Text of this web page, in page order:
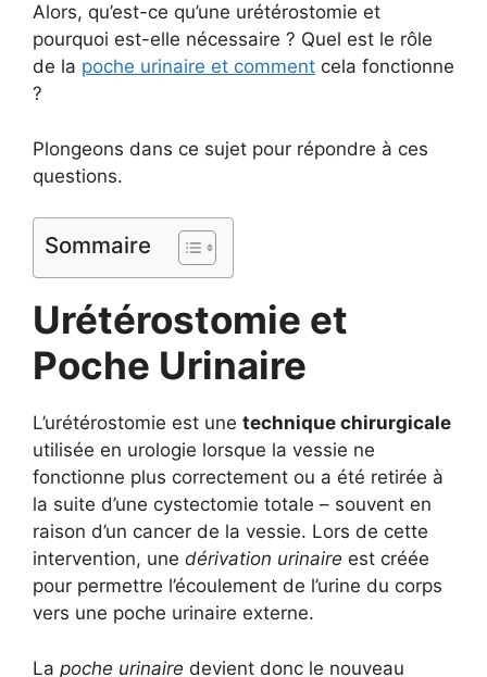
Alors, qu’est-ce qu’une urétérostomie et
pourquoi est-elle nécessaire ? Quel est le rôle
de la poche urinaire et comment cela fonctionne
?
Plongeons dans ce sujet pour répondre à ces
questions.
Sommaire
Urétérostomie et
Poche Urinaire
L’urétérostomie est une technique chirurgicale
utilisée en urologie lorsque la vessie ne
fonctionne plus correctement ou a été retirée à
la suite d’une cystectomie totale – souvent en
raison d’un cancer de la vessie. Lors de cette
intervention, une dérivation urinaire est créée
pour permettre l’écoulement de l’urine du corps
vers une poche urinaire externe.
La poche urinaire devient donc le nouveau